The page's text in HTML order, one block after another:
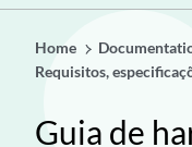
Home
Requisitos,
Guia de